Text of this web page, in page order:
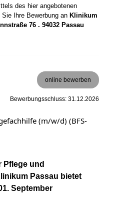
des hier angebotenen
Ihre Bewerbung an Klinikum
76 . 94032 Passau
online bewerben
Bewerbungsschluss: 31.12.2026
(m/w/d) (BFS-
Pflege und
Passau bietet
September